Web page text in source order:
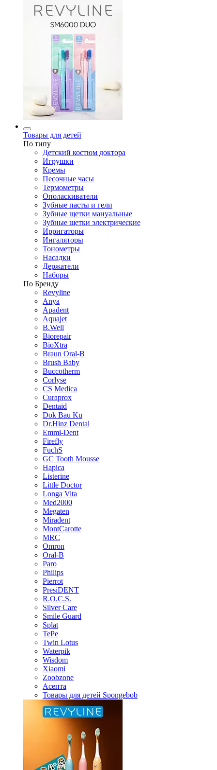
Товары для детей
По типу
Детский костюм доктора
Игрушки
Кремы
Песочные часы
Термометры
Ополаскиватели
Зубные пасты и гели
Зубные щетки мануальные
Зубные щетки электрические
Ирригаторы
Ингаляторы
Тонометры
Насадки
Держатели
Наборы
По Бренду
Revyline
Anya
Apadent
Aquajet
B.Well
Biorepair
BioXtra
Braun Oral-B
Brush Baby
Buccotherm
Corlyse
CS Medica
Curaprox
Dentaid
Dok Bau Ku
Dr.Hinz Dental
Emmi-Dent
Firefly
FuchS
GC Tooth Mousse
Hapica
Listerine
Little Doctor
Longa Vita
Med2000
Megaten
Miradent
MontCarotte
MRC
Omron
Oral-B
Paro
Philips
Pierrot
PresiDENT
R.O.C.S.
Silver Care
Smile Guard
Splat
TePe
Twin Lotus
Waterpik
Wisdom
Xiaomi
Zoobzone
Асепта
Товары для детей Spongebob